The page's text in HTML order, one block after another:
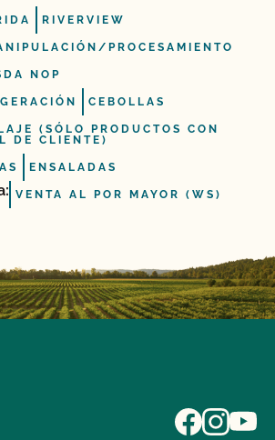
RIVERVIEW
PROCESAMIENTO
NOP
CEBOLLAS
(SÓLO PRODUCTOS CON
DE CLIENTE)
ENSALADAS
VENTA AL POR MAYOR (WS)